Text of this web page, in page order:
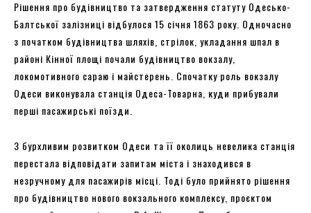
Рішення про будівництво та затвердження статуту Одесько-
Балтської залізниці відбулося 15 січня 1863 року. Одночасно
з початком будівництва шляхів, стрілок, укладання шпал в
районі Кінної площі почали будівництво вокзалу,
локомотивного сараю і майстерень. Спочатку роль вокзалу
Одеси виконувала станція Одеса-Товарна, куди прибували
перші пасажирські поїзди.
З бурхливим розвитком Одеси та її околиць невелика станція
перестала відповідати запитам міста і знаходився в
незручному для пасажирів місці. Тоді було прийнято рішення
про будівництво нового вокзального комплексу, проєктом